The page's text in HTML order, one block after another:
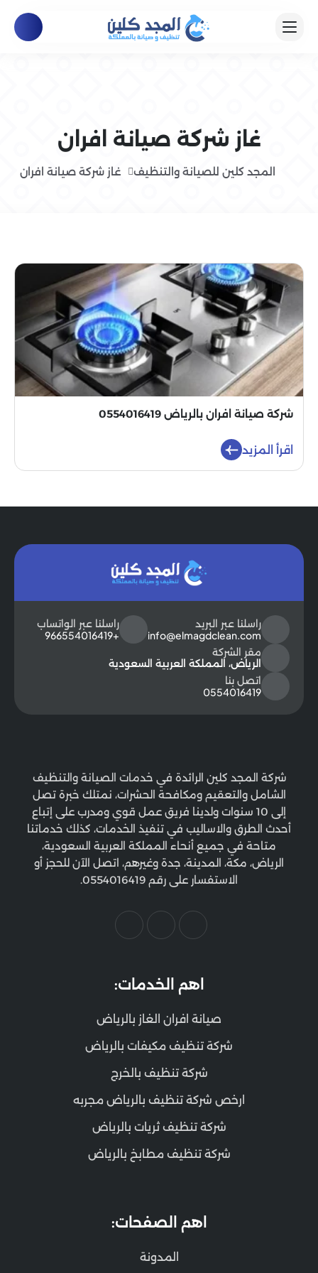
غاز شركة صيانة افران
المجد كلين للصيانة والتنظيف غاز شركة صيانة افران
شركة صيانة افران بالرياض 0554016419
اقرأ المزيد
راسلنا عبر البريد
info@elmagdclean.com
راسلنا عبر الواتساب
+966554016419
مقر الشركة
الرياض، المملكة العربية السعودية
اتصل بنا
0554016419
شركة المجد كلين الرائدة في خدمات الصيانة والتنظيف
الشامل والتعقيم ومكافحة الحشرات، نمتلك خبرة تصل
إلى 10 سنوات ولدينا فريق عمل قوي ومدرب على إتباع
أحدث الطرق والاساليب في تنفيذ الخدمات، كذلك خدماتنا
متاحة في جميع أنحاء المملكة العربية السعودية،
الرياض، مكة، المدينة، جدة وغيرهم، اتصل الآن للحجز أو
الاستفسار على رقم 0554016419.
اهم الخدمات:
صيانة افران الغاز بالرياض
شركة تنظيف مكيفات بالرياض
شركة تنظيف بالخرج
ارخص شركة تنظيف بالرياض مجربه
شركة تنظيف ثريات بالرياض
شركة تنظيف مطابخ بالرياض
اهم الصفحات:
المدونة